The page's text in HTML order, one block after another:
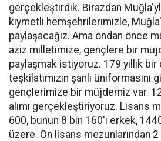
gerçekleştirdik. Birazdan
kıymetli hemşehrilerimizle,
paylaşacağız. Ama ondan önce
aziz milletimize, gençlere bir
paylaşmak istiyoruz. 179 yıllık bir
teşkilatımızın şanlı üniformasını
gençlerimize bir müjdemiz var.
alımı gerçekleştiriyoruz. Lisans
600, bunun 8 bin 160'ı erkek,
üzere. Ön lisans mezunlarından